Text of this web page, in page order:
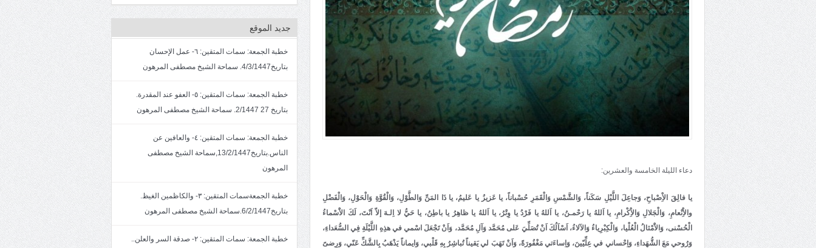
دعاء الليلة الخامسة والعشرين:
يا فالِقَ الاِْصْباحِ، وَجاعِلَ اللَّيْلِ سَكَناً، وَالشَّمْسِ وَالْقَمَرِ حُسْباناً، يا عَزيزُ يا عَليمُ، يا ذَا المَنِّ وَالطَّوْلِ، وَالْقُوَّةِ وَالْحَوْلِ، وَالْفَضْلِ
والاِْنْعامِ، وَالْجَلالِ وَالاِْكْرامِ، يا اَللهُ يا رَحْمـنُ، يا اَللهُ يا فَرْدُ يا وِتْرُ، يا اَللهُ يا ظاهِرُ يا باطِنُ، يا حَيُّ لا اِلـهَ إلاّ اَنْتَ، لَكَ الاَْسْماءُ
الْحُسْنى، وَالاَْمْثالُ الْعُلْيا، وَالْكِبْرِياءُ وَالآلاءُ، اَسْاَلُكَ اَنْ تُصَلِّيَ عَلى مُحَمَّد وَآلِ مُحَمَّد، وَاَنْ تَجْعَلَ اسْمي في هذِهِ اللَّيْلَةِ فِي السُّعَداءِ،
وَرُوحي مَعَ الشُّهَداءِ، وَاِحْساني في عِلِّيّينَ، وَاِساءَتي مَغْفُورَةً، وَاَنْ تَهَبَ لي يَقيناً تُباشِرُ بِهِ قَلْبي، وَايماناً يَذْهَبُ بِالشَّكِّ عَنّي، وَرِضىً
جديد الموقع
خطبة الجمعة: سمات المتقين: ٦- عمل الإحسان
بتاريخ4/3/1447. سماحة الشيخ مصطفى المرهون
خطبة الجمعة: سمات المتقين: ٥- العفو عند المقدرة.
بتاريخ 27 2/1447. سماحة الشيخ مصطفى المرهون
خطبة الجمعة: سمات المتقين: ٤- والعافين عن
الناس.بتاريخ13/2/1447,سماحة الشيخ مصطفى
المرهون
خطبة الجمعةسمات المتقين: ٣- والكاظمين الغيظ.
بتاريخ6/2/1447.سماحة الشيخ مصطفى المرهون
خطبة الجمعة: سمات المتقين: ٢- صدقة السر والعلن..